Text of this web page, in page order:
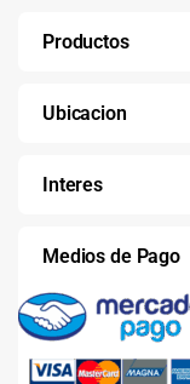
Productos
Ubicacion
Interes
Medios de Pago